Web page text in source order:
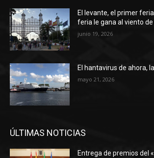
El levante, el primer
feria le gana al viento
junio 19, 2026
El hantavirus de ahora,
mayo 21, 2026
ÚLTIMAS NOTICIAS
Entrega de premios del